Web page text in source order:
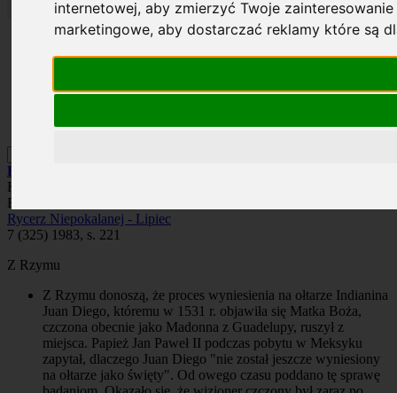
internetowej,aby zmierzyć Twoje
marketingowe,aby dostarczać reklamy które są
Roczniki
Prenumerata
Szukaj
Roczniki
Kronika
Brak autora
Rycerz Niepokalanej - Lipiec
7 (325) 1983, s. 221
Z Rzymu
Z Rzymu donoszą, że proces wyniesienia na ołtarze Indianina
Juan Diego, któremu w 1531 r. objawiła się Matka Boża,
czczona obecnie jako Madonna z Guadelupy, ruszył z
miejsca. Papież Jan Paweł II podczas pobytu w Meksyku
zapytał, dlaczego Juan Diego "nie został jeszcze wyniesiony
na ołtarze jako święty". Od owego czasu poddano tę sprawę